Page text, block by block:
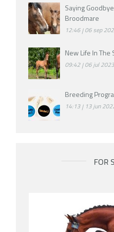
Saying
Broodmare
12:46 06 sep
New Life In The
09:42 06 jul 2023
Breeding
14:13 13 jun
FOR